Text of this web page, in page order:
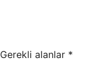
Gerekli alanlar *